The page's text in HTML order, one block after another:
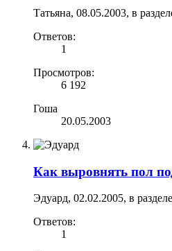
Татьяна, 08.05.2003, в
Ответов:
1
Просмотров:
6 192
Гоша
20.05.2003
Как выровнять пол
Эдуард, 02.02.2005, в
Ответов:
1